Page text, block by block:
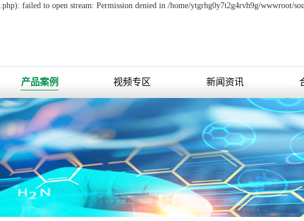
failed to open stream: Permission denied in /home/ytgrhg0y7t2g4rvh9g/wwwroot/
产品案例 视频专区 新闻资讯